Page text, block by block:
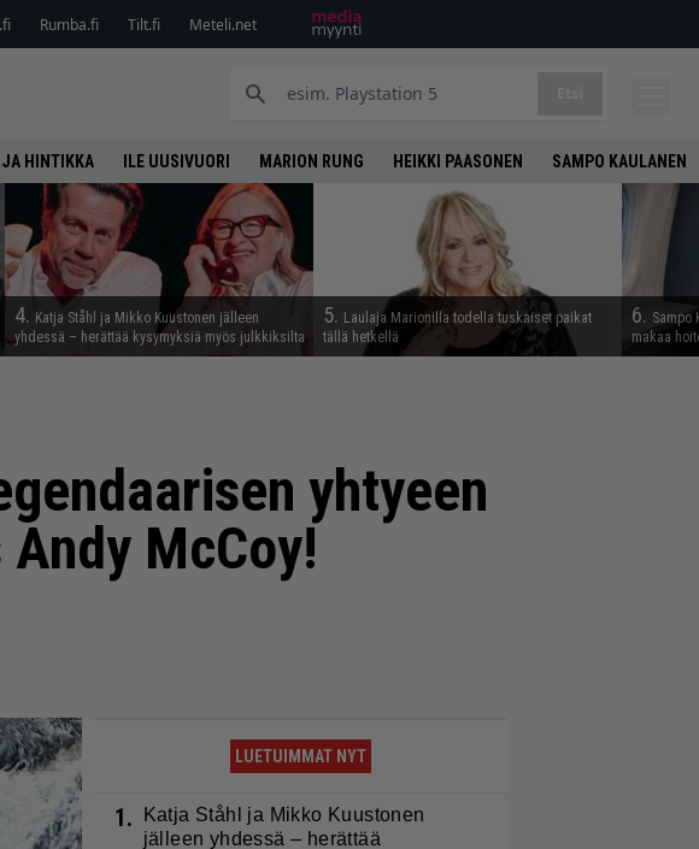
Rumba.fi Tilt.fi Meteli.net
HINTIKKA ILE UUSIVUORI MARION RUNG HEIKKI PAASONEN SAMPO KAULANEN
4. Katja Ståhl ja Mikko Kuustonen jälleen
yhdessä – herättää kysymyksiä myös julkkiksilta
5. Laulaja Marionilla todella tuskaiset paikat
tällä hetkellä
6. Sampo
makaa
yhtyeen
McCoy!
LUETUIMMAT NYT
1.
Katja Ståhl ja Mikko Kuustonen
jälleen yhdessä – herättää